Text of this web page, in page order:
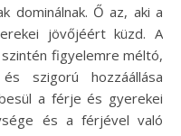
dominálnak. Ő az, aki a
jövőjéért küzd. A
figyelemre méltó,
szigorú hozzáállása
a férje és gyerekei
és a férjével való